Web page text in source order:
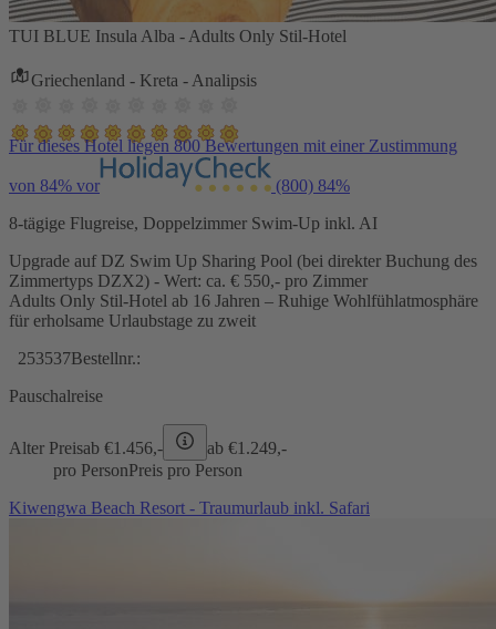
TUI BLUE Insula Alba - Adults Only Stil-Hotel
Griechenland - Kreta - Analipsis
Für dieses Hotel liegen 800 Bewertungen mit einer Zustimmung
von 84% vor (800) 84%
8-tägige Flugreise, Doppelzimmer Swim-Up inkl. AI
Upgrade auf DZ Swim Up Sharing Pool (bei direkter Buchung des
Zimmertyps DZX2) - Wert: ca. € 550,- pro Zimmer
Adults Only Stil-Hotel ab 16 Jahren – Ruhige Wohlfühlatmosphäre
für erholsame Urlaubstage zu zweit
253537Bestellnr.:
Pauschalreise
Alter Preisab €1.456,- ab €1.249,-
pro PersonPreis pro Person
Kiwengwa Beach Resort - Traumurlaub inkl. Safari